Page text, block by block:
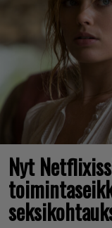
Nyt